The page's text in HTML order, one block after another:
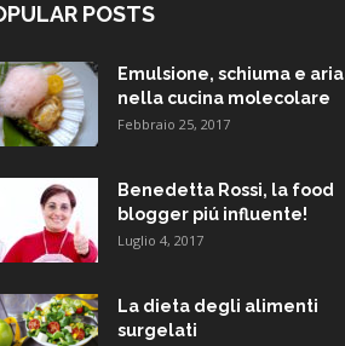
POSTS
Emulsione, schiuma e aria
nella cucina molecolare
Febbraio 25, 2017
Benedetta Rossi, la food
blogger piú influente!
Luglio 4, 2017
La dieta degli alimenti
surgelati